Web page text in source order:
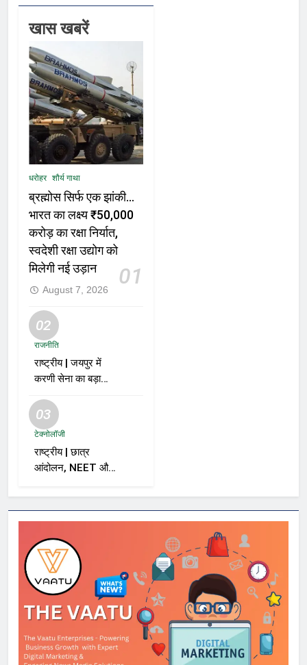
खास खबरें
धरोहर शौर्य गाथा
ब्रह्मोस सिर्फ एक झांकी…
भारत का लक्ष्य ₹50,000
करोड़ का रक्षा निर्यात,
स्वदेशी रक्षा उद्योग को
मिलेगी नई उड़ान
01
August 7, 2026
02
राजनीति
राष्ट्रीय | जयपुर में
करणी सेना का बड़ा
– “BJP को वोट नहीं
देंगे”
03
टेक्नोलॉजी
राष्ट्रीय | छात्र
आंदोलन, NEET और
ददलानी का व्यंग्यात्मक
वीडियो; सोशल मीडिया